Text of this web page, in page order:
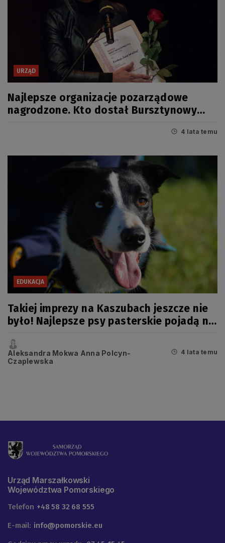
URZĄD
Najlepsze organizacje pozarządowe
nagrodzone. Kto dostał Bursztynowy
4 lata temu
EDUKACJA
Takiej imprezy na Kaszubach jeszcze nie
było! Najlepsze psy pasterskie pojadą na
Aleksandra Mokwa Anna Polcyn-
Czaplewska
4 lata temu
Urząd Marszałkowski
Województwa Pomorskiego
Telefon +48 58 32 68 555
E-mail: info@pomorskie.eu